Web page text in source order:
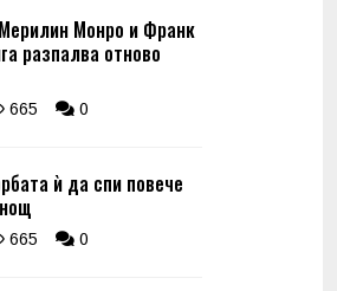
Монро и Франк
разпалва отново
665 0
ѝ да спи повече
665 0